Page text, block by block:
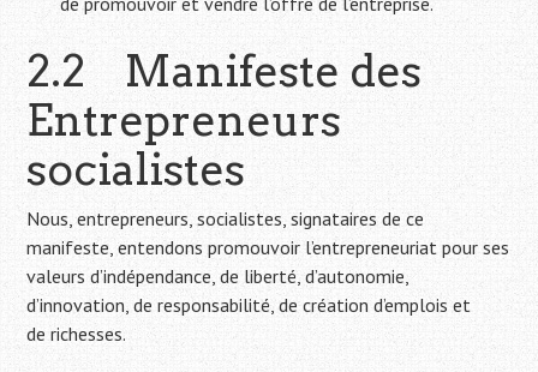
2.2 Manifeste des
Entrepreneurs
socialistes
Nous, entrepreneurs, socialistes, signataires de ce
manifeste, entendons promouvoir l’entrepreneuriat pour ses
valeurs d’indépendance, de liberté, d’autonomie,
d’innovation, de responsabilité, de création d’emplois et
de richesses.